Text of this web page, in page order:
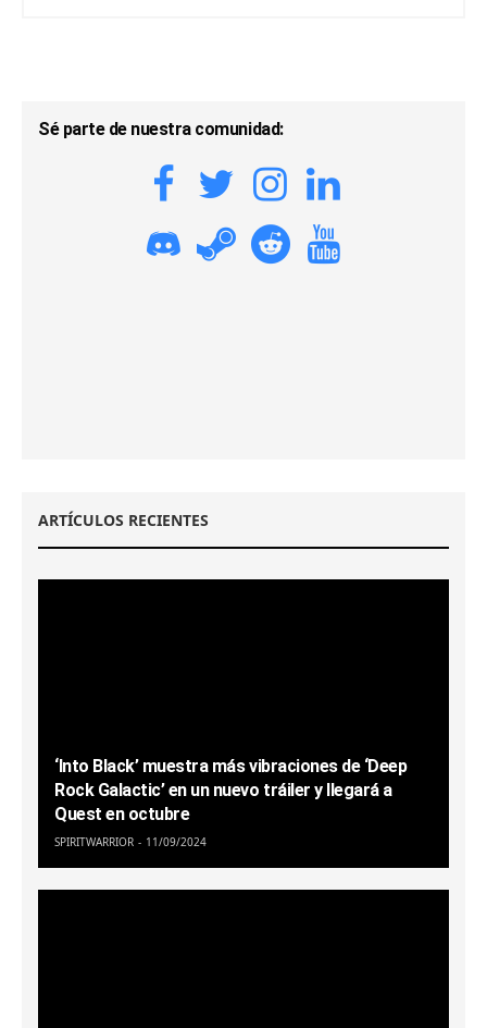
Sé parte de nuestra comunidad:
ARTÍCULOS RECIENTES
‘Into Black’ muestra más vibraciones de ‘Deep
Rock Galactic’ en un nuevo tráiler y llegará a
Quest en octubre
SPIRITWARRIOR 11/09/2024